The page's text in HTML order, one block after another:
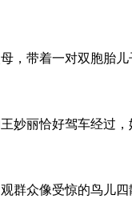
，带着一对双胞胎
妙丽恰好驾车经过
群众像受惊的鸟儿